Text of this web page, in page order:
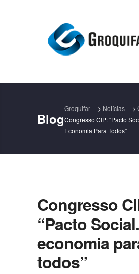
Blog
Groquifar > Notícias >
Congresso CIP: “Pacto
Economia Para Todos”
Congresso
“Pacto
economia
todos”